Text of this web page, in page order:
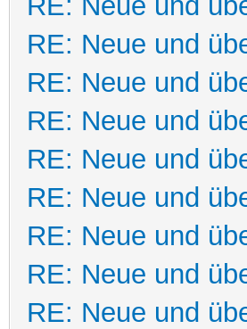
RE: Neue und
RE: Neue und
RE: Neue und
RE: Neue und
RE: Neue und
RE: Neue und
RE: Neue und
RE: Neue und